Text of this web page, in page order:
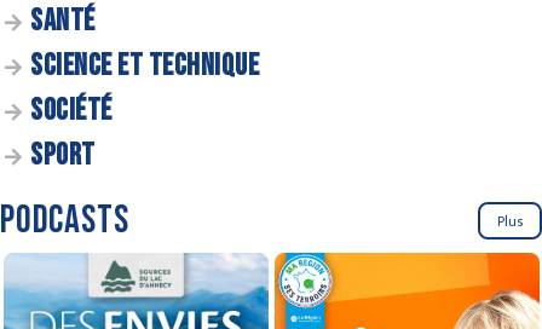
SANTÉ
SCIENCE ET TECHNIQUE
SOCIÉTÉ
SPORT
PODCASTS Plus